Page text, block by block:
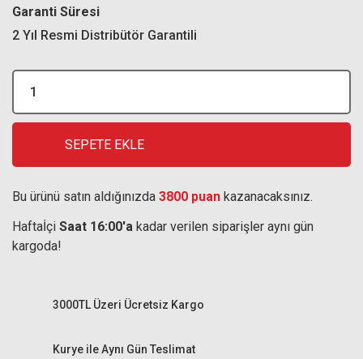
Garanti Süresi
2 Yıl Resmi Distribütör Garantili
SEPETE EKLE
Bu ürünü satın aldığınızda 3800 puan kazanacaksınız.
Haftaİçi Saat 16:00'a kadar verilen siparişler aynı gün
kargoda!
Kurye ile Aynı Gün Teslimat
3000TL Üzeri Ücretsiz Kargo